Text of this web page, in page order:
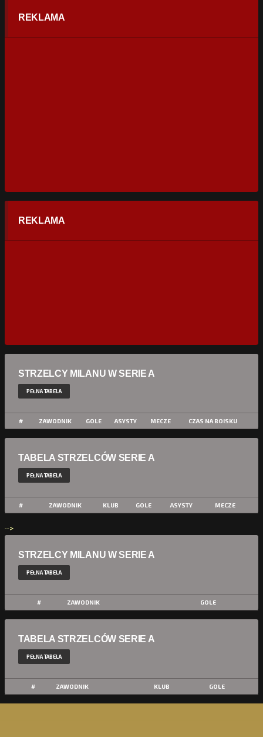
REKLAMA
REKLAMA
STRZELCY MILANU W SERIE A
PEŁNA TABELA
# ZAWODNIK GOLE ASYSTY MECZE CZAS NA BOISKU
TABELA STRZELCÓW SERIE A
PEŁNA TABELA
# ZAWODNIK KLUB GOLE ASYSTY MECZE
-->
STRZELCY MILANU W SERIE A
PEŁNA TABELA
# ZAWODNIK GOLE
TABELA STRZELCÓW SERIE A
PEŁNA TABELA
# ZAWODNIK KLUB GOLE